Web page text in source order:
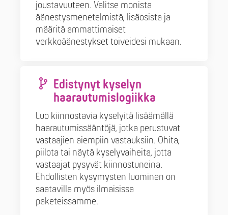
joustavuuteen. Valitse monista
äänestysmenetelmistä, lisäosista ja
määritä ammattimaiset
verkkoäänestykset toiveidesi mukaan.
Edistynyt kyselyn
haarautumislogiikka
Luo kiinnostavia kyselyitä lisäämällä
haarautumissääntöjä, jotka perustuvat
vastaajien aiempiin vastauksiin. Ohita,
piilota tai näytä kyselyvaiheita, jotta
vastaajat pysyvät kiinnostuneina.
Ehdollisten kysymysten luominen on
saatavilla myös ilmaisissa
paketeissamme.